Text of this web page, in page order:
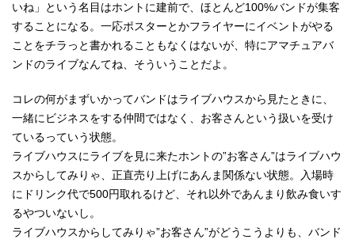
いね」という名目はホントに建前で、ほとんど100%バンドが集客
することになる。一応ポスターとかフライヤーにイベントがやる
ことをチラっと書かれることもなくはないが、特にアマチュアバ
ンドのライブなんてね、そういうことだよ。
コレの何がまずいかってバンドはライブハウスから見たときに、
一緒にビジネスをする仲間ではなく、お客さんという扱いを受け
ているっていう状態。
ライブハウスにライブを見に来たホントの”お客さん”はライブハウ
スからしてみりゃ、正直売り上げにあんま関係ない状態。入場時
にドリンク代で500円取れるけど、それ以外であんまり飲み食いす
るやついないし。
ライブハウスからしてみりゃ”お客さん”がどうこうよりも、バンド